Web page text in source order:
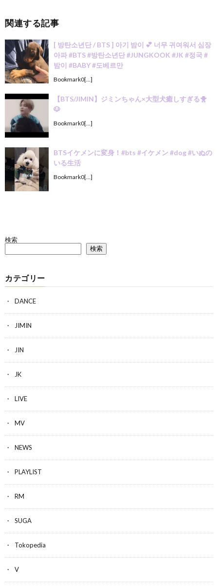
関連する記事
[ 방탄소년단 / BTS ] 아기 밤이 💕 너무 귀여워서 심장
아파 #BTS #방탄소년단 #JUNGKOOK #JK #정국 #
밤이 #BABY #도베르만
Bookmark0[…]
【BTS/JIMIN】ジミンちゃん×大型犬癒しすぎる🐥
🐶
Bookmark0[…]
BTSイケメンに変身！#bts #イケメン #dog #いぬの
いる生活
Bookmark0[…]
検索
検索
カテゴリー
DANCE
JIMIN
JIN
JK
LIVE
MV
NEWS
PLAYLIST
RM
SUGA
Tokopedia
V